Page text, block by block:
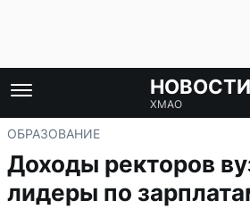
НОВОСТИ
ХМАО
ОБРАЗОВАНИЕ
Доходы ректоров
лидеры по